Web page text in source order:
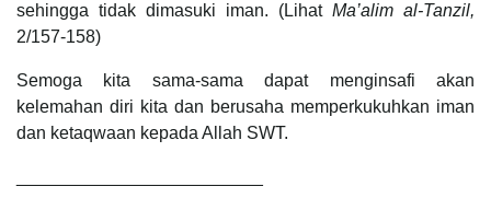
sehingga tidak dimasuki iman. (Lihat Ma’alim al-Tanzil,
2/157-158)
Semoga kita sama-sama dapat menginsafi akan
kelemahan diri kita dan berusaha memperkukuhkan iman
dan ketaqwaan kepada Allah SWT.